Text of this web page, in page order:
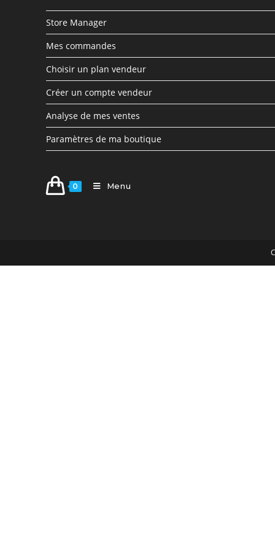
Store Manager
Mes commandes
Choisir un plan vendeur
Créer un compte vendeur
Analyse de mes ventes
Paramètres de ma boutique
0 Menu